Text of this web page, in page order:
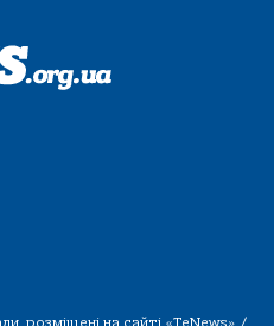
розміщені на сайті «TeNews» /